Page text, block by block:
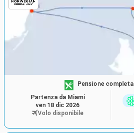
Pensione completa
Partenza da Miami
ven 18 dic 2026
Volo disponibile